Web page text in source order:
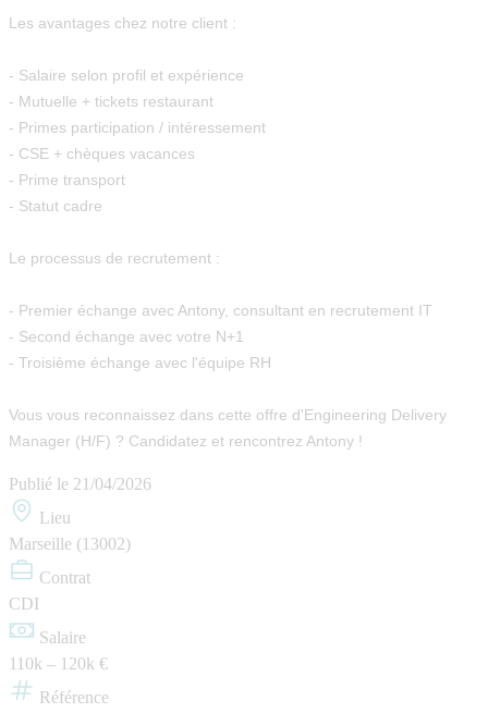
Les avantages chez notre client :
- Salaire selon profil et expérience
- Mutuelle + tickets restaurant
- Primes participation / intéressement
- CSE + chèques vacances
- Prime transport
- Statut cadre
Le processus de recrutement :
- Premier échange avec Antony, consultant en recrutement IT
- Second échange avec votre N+1
- Troisième échange avec l'équipe RH
Vous vous reconnaissez dans cette offre d'Engineering Delivery
Manager (H/F) ? Candidatez et rencontrez Antony !
Publié le 21/04/2026
Lieu
Marseille (13002)
Contrat
CDI
Salaire
110k – 120k €
Référence